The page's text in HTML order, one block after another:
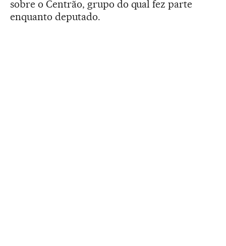
sobre o Centrão, grupo do qual fez parte
enquanto deputado.